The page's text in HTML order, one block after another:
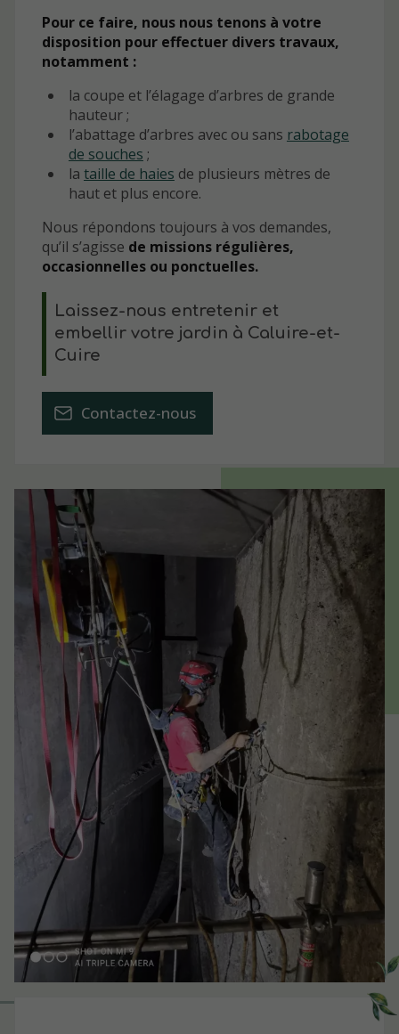
Pour ce faire, nous nous tenons à votre
disposition pour effectuer divers travaux,
notamment :
la coupe et l’élagage d’arbres de grande
hauteur ;
l’abattage d’arbres avec ou sans rabotage
de souches ;
la taille de haies de plusieurs mètres de
haut et plus encore.
Nous répondons toujours à vos demandes,
qu’il s’agisse de missions régulières,
occasionnelles ou ponctuelles.
Laissez-nous entretenir et
embellir votre jardin à Caluire-et-
Cuire
Contactez-nous